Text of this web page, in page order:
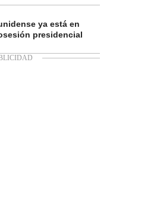
ya está en
presidencial